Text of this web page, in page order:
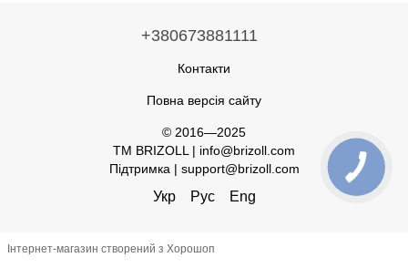
+380673881111
Контакти
Повна версія сайту
© 2016—2025
TM BRIZOLL | info@brizoll.com
Підтримка | support@brizoll.com
Укр Рус Eng
Інтернет-магазин створений з Хорошоп